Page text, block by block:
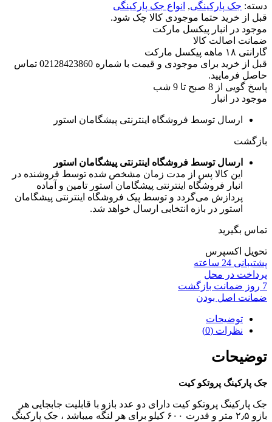
دسته: جک پارکینگی, انواع جک پارکینگی
قبل از خرید حتما موجودی کالا چک شود.
موجود در انبار پیکسل مارکت
ضمانت اصالت کالا
گارانتی ۱۸ ماهه پیکسل مارکت
قبل از خرید برای موجودی و قیمت با شماره 02128423860 تماس
حاصل فرمایید.
پاسخ گویی از 8 صبح تا 9 شب
موجود در انبار
ارسال توسط فروشگاه اینترنتی پیشگامان استور
بازگشت
ارسال توسط فروشگاه اینترنتی پیشگامان استور
این کالا پس از مدت زمان مشخص شده توسط فروشنده در
انبار فروشگاه اینترنتی پیشگامان استور تامین و آماده
پردازش می‌گردد و توسط پیک فروشگاه اینترنتی پیشگامان
استور در بازه انتخابی ارسال خواهد شد.
تماس بگیرید
تحویل اکسپرس
پشتیبانی 24 ساعته
پرداخت در محل
7 روز ضمانت بازگشت
ضمانت اصل بودن
توضیحات
نظرات (0)
توضیحات
جک پارکینگ پروتکو کیت
جک پارکینگ پروتکو کیت دارای دو عدد بازو با قابلیت جابجایی هر
بازو ۲٫۵ متر و قدرت ۶۰۰ کیلو برای هر لنگه میباشد ، جک پارکینگ